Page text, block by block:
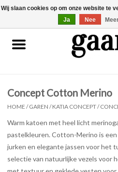
gaarne.be
Patronen
Gaarne gemaakt
Concept Cotton Merino
HOME /GAREN /KATIA CONCEPT/
Warm katoen met heel licht
pastelkleuren. Cotton-Merino is
jurken en elegante jassen voor het
selectie van natuurlijke vezels voor
Wij slaan cookies op om onze website te
Ja
Nee